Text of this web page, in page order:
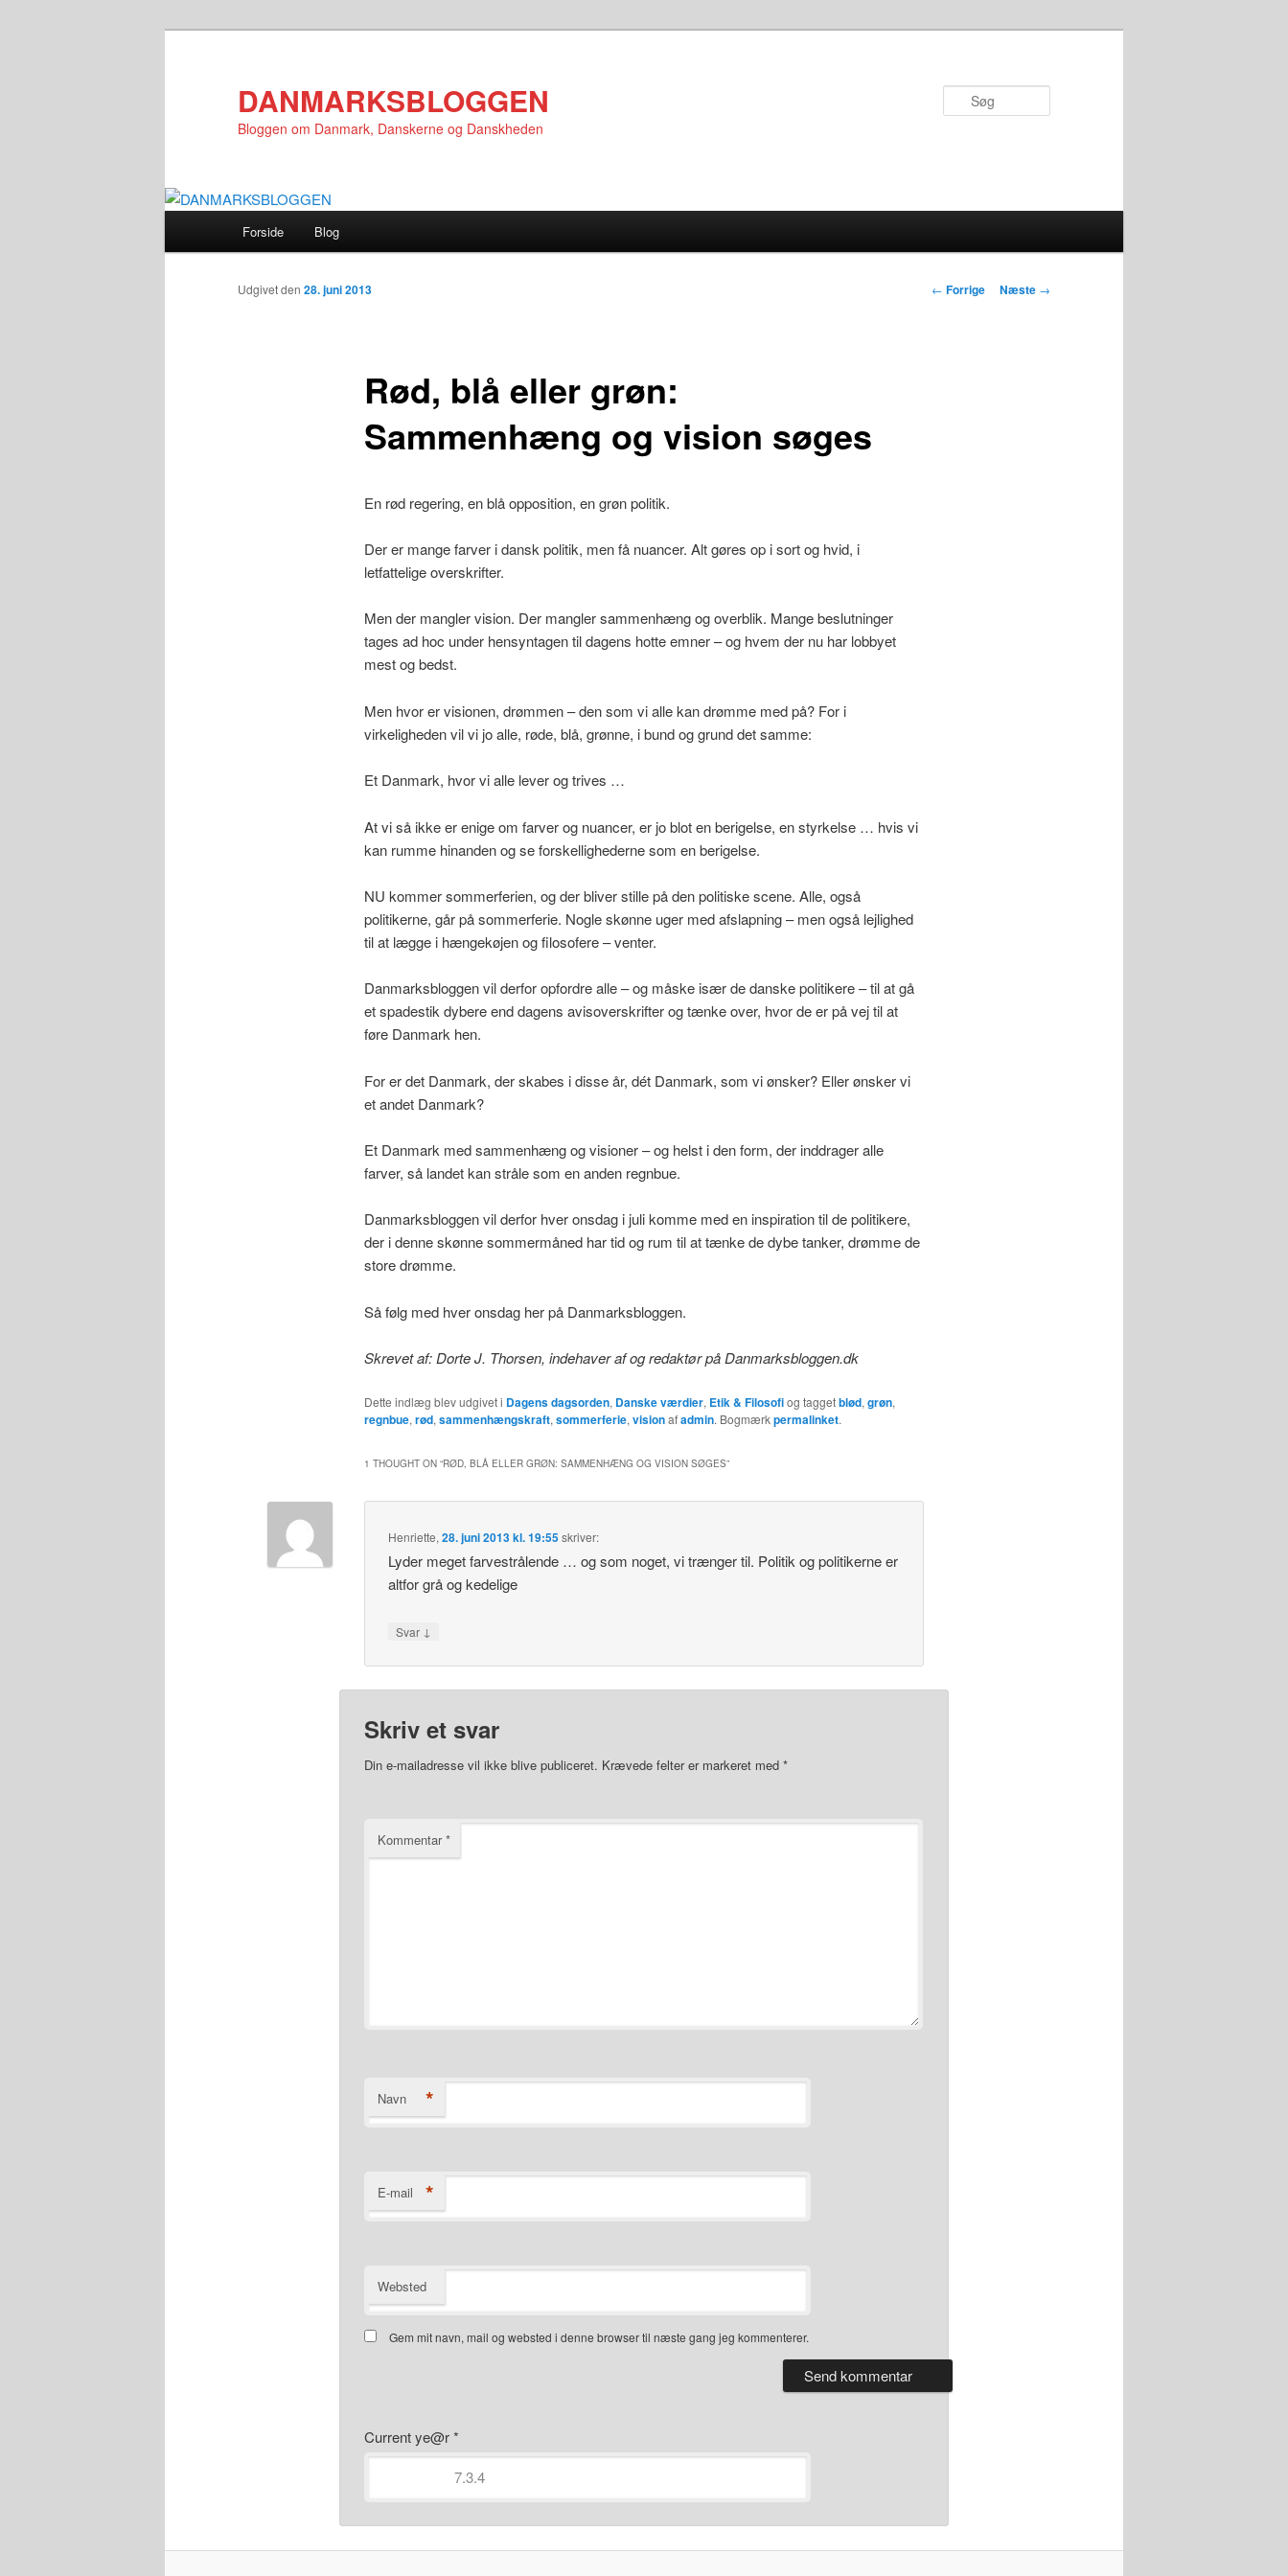
DANMARKSBLOGGEN
Bloggen om Danmark, Danskerne og Danskheden
Forside Blog
Indlægsnavigation
← Forrige Næste →
Rød, blå eller grøn:
Sammenhæng og vision søges
Udgivet den 28. juni 2013
En rød regering, en blå opposition, en grøn politik.
Der er mange farver i dansk politik, men få nuancer. Alt gøres op i sort og hvid, i
letfattelige overskrifter.
Men der mangler vision. Der mangler sammenhæng og overblik. Mange beslutninger
tages ad hoc under hensyntagen til dagens hotte emner – og hvem der nu har lobbyet
mest og bedst.
Men hvor er visionen, drømmen – den som vi alle kan drømme med på? For i
virkeligheden vil vi jo alle, røde, blå, grønne, i bund og grund det samme:
Et Danmark, hvor vi alle lever og trives …
At vi så ikke er enige om farver og nuancer, er jo blot en berigelse, en styrkelse … hvis vi
kan rumme hinanden og se forskellighederne som en berigelse.
NU kommer sommerferien, og der bliver stille på den politiske scene. Alle, også
politikerne, går på sommerferie. Nogle skønne uger med afslapning – men også lejlighed
til at lægge i hængekøjen og filosofere – venter.
Danmarksbloggen vil derfor opfordre alle – og måske især de danske politikere – til at gå
et spadestik dybere end dagens avisoverskrifter og tænke over, hvor de er på vej til at
føre Danmark hen.
For er det Danmark, der skabes i disse år, dét Danmark, som vi ønsker? Eller ønsker vi
et andet Danmark?
Et Danmark med sammenhæng og visioner – og helst i den form, der inddrager alle
farver, så landet kan stråle som en anden regnbue.
Danmarksbloggen vil derfor hver onsdag i juli komme med en inspiration til de politikere,
der i denne skønne sommermåned har tid og rum til at tænke de dybe tanker, drømme de
store drømme.
Så følg med hver onsdag her på Danmarksbloggen.
Skrevet af: Dorte J. Thorsen, indehaver af og redaktør på Danmarksbloggen.dk
Dette indlæg blev udgivet i Dagens dagsorden, Danske værdier, Etik & Filosofiog taggetblød, grøn,
regnbue, rød, sammenhængskraft, sommerferie, visionafadmin. Bogmærkpermalinket.
1 THOUGHT ON “RØD, BLÅ ELLER GRØN: SAMMENHÆNG OG VISION SØGES”
Henriette,28. juni 2013 kl. 19:55skriver:
Lyder meget farvestrålende … og som noget, vi trænger til. Politik og politikerne er
altfor grå og kedelige
Svar ↓
Skriv et svar
Din e-mailadresse vil ikke blive publiceret. Krævede felter er markeret med *
Kommentar*
Navn *
E-mail *
Websted
Gem mit navn, mail og websted i denne browser til næste gang jeg kommenterer.
Current ye@r*